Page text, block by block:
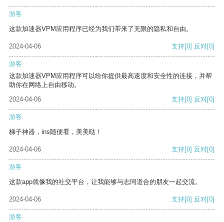
游客
这款加速器VPM应用程序已经为我们带来了无限的隐私和自由。
2024-04-06 支持[0] 反对[0]
游客
这款加速器VPM应用程序可以给你提供最高速度和安全性的连接，并帮
助你在网络上自由移动。
2024-04-06
支持[0] 反对[0]
游客
梯子神器，ins随便看，美美哒！
2024-04-06 支持[0] 反对[0]
游客
这款app就像我的社交平台，让我能够与志同道合的朋友一起交流。
2024-04-06 支持[0] 反对[0]
游客